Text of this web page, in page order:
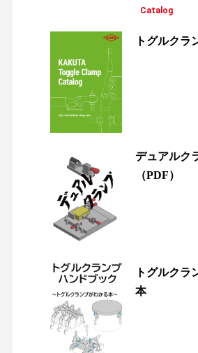
Catalog
トグルクラ
デュアルク
（PDF）
トグルクラ
本